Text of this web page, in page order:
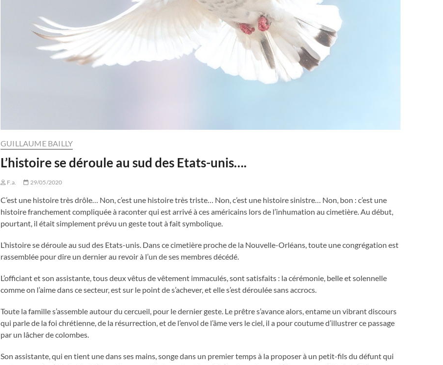
GUILLAUME BAILLY
L’histoire se déroule au sud des Etats-unis….
F.a. 29/05/2020
C’est une histoire très drôle… Non, c’est une histoire très triste… Non, c’est une histoire sinistre… Non, bon : c’est une
histoire franchement compliquée à raconter qui est arrivé à ces américains lors de l’inhumation au cimetière. Au début,
pourtant, il était simplement prévu un geste tout à fait symbolique.
L’histoire se déroule au sud des Etats-unis. Dans ce cimetière proche de la Nouvelle-Orléans, toute une congrégation est
rassemblée pour dire un dernier au revoir à l’un de ses membres décédé.
L’officiant et son assistante, tous deux vêtus de vêtement immaculés, sont satisfaits : la cérémonie, belle et solennelle
comme on l’aime dans ce secteur, est sur le point de s’achever, et elle s’est déroulée sans accrocs.
Toute la famille s’assemble autour du cercueil, pour le dernier geste. Le prêtre s’avance alors, entame un vibrant discours
qui parle de la foi chrétienne, de la résurrection, et de l’envol de l’âme vers le ciel, il a pour coutume d’illustrer ce passage
par un lâcher de colombes.
Son assistante, qui en tient une dans ses mains, songe dans un premier temps à la proposer à un petit-fils du défunt qui